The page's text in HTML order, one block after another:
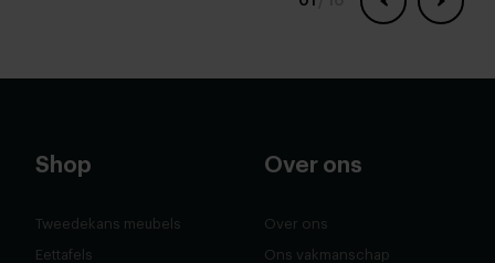
Shop
Tweedekans meubels
Eettafels
Over ons
Over ons
Ons vakmanschap